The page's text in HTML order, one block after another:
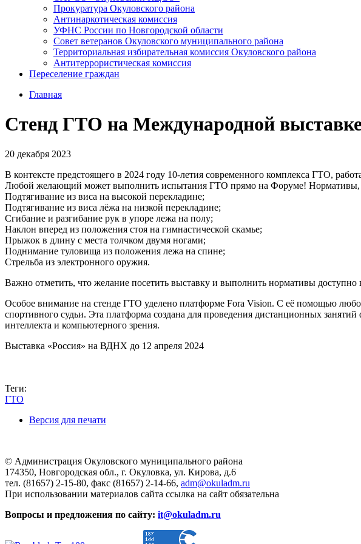
Прокуратура Окуловского района
Антинаркотическая комиссия
УФНС России по Новгородской области
Совет ветеранов Окуловского муниципального района
Территориальная избирательная комиссия Окуловского района
Антитеррористическая комиссия
Переселение граждан
Главная
Стенд ГТО на Международной
20 декабря 2023
В контексте предстоящего в 2024 году 10-летия современного комплекса ГТО,
Любой желающий может выполнить испытания ГТО прямо на Форуме! Нормативы,
Подтягивание из виса на высокой перекладине;
Подтягивание из виса лёжа на низкой перекладине;
Сгибание и разгибание рук в упоре лежа на полу;
Наклон вперед из положения стоя на гимнастической скамье;
Прыжок в длину с места толчком двумя ногами;
Поднимание туловища из положения лежа на спине;
Стрельба из электронного оружия.
Важно отметить, что желание посетить выставку и выполнить нормативы доступно
Особое внимание на стенде ГТО уделено платформе Fora Vision. С её помощью
спортивного судьи. Эта платформа создана для проведения дистанционных
интеллекта и компьютерного зрения.
Выставка «Россия» на ВДНХ до 12 апреля 2024
Теги:
ГТО
Версия для печати
© Администрация Окуловского муниципального района
174350, Новгородская обл., г. Окуловка, ул. Кирова, д.6
тел. (81657) 2-15-80, факс (81657) 2-14-66, adm@okuladm.ru
При использовании материалов сайта ссылка на сайт обязательна
Вопросы и предложения по сайту: it@okuladm.ru